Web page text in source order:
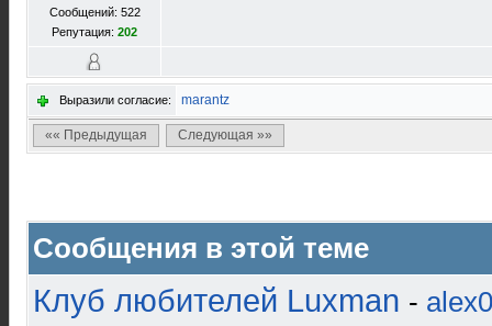
Сообщений: 522
Репутация: 202
Выразили согласие: marantz
«« Предыдущая Следующая »»
Сообщения в этой теме
Клуб любителей Luxman -